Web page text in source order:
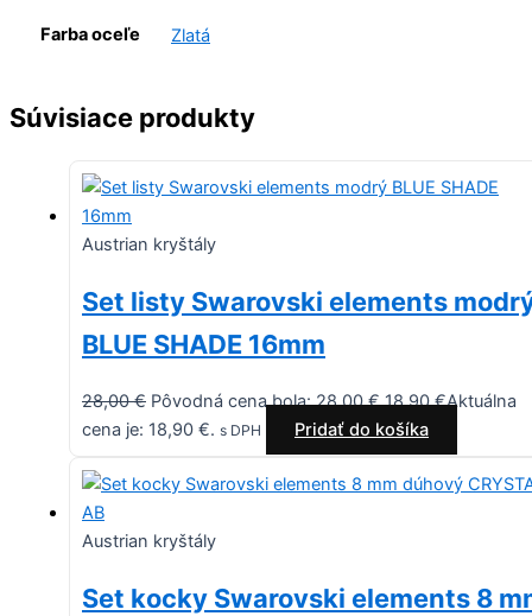
Farba oceľe Zlatá
Súvisiace produkty
Austrian kryštály
Set listy Swarovski elements
BLUE SHADE 16mm
28,00€ Pôvodná cena bola: 28,00 €.18,90€Aktuálna
cena je: 18,90 €. s DPH Pridať do košíka
Austrian kryštály
Set kocky Swarovski elements 8